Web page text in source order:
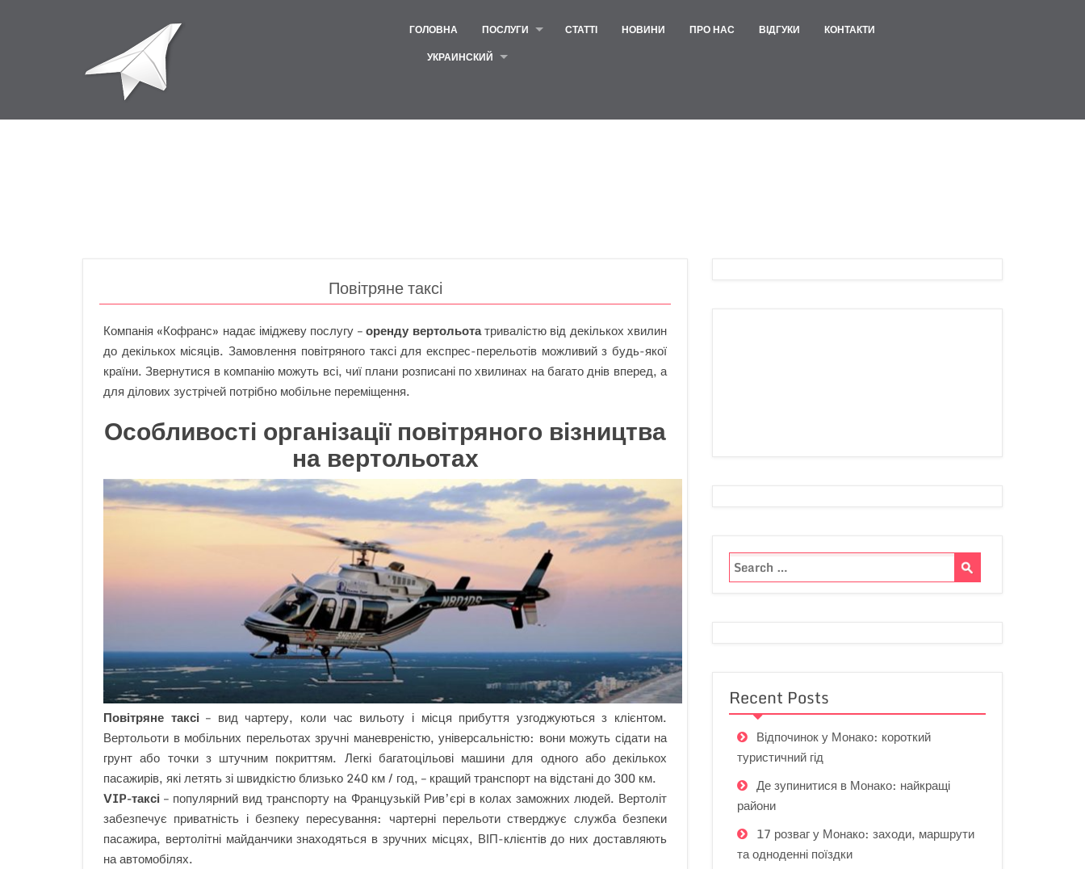
ГОЛОВНА ПОСЛУГИ СТАТТІ НОВИНИ ПРО НАС ВІДГУКИ
КОНТАКТИ
УКРАИНСКИЙ
Повітряне таксі
Компанія «Кофранс» надає іміджеву послугу –оренду вертольотатривалістю від декількох хвилин
до декількох місяців. Замовлення повітряного таксі для експрес-перельотів можливий з будь-якої
країни. Звернутися в компанію можуть всі, чиї плани розписані по хвилинах на багато днів вперед, а
для ділових зустрічей потрібно мобільне переміщення.
Особливості організації повітряного візництва
на вертольотах
Повітряне таксі – вид чартеру, коли час вильоту і місця прибуття узгоджуються з клієнтом.
Вертольоти в мобільних перельотах зручні маневреністю, універсальністю: вони можуть сідати на
грунт або точки з штучним покриттям. Легкі багатоцільові машини для одного або декількох
пасажирів, які летять зі швидкістю близько 240 км / год, – кращий транспорт на відстані до 300 км.
VIP-таксі – популярний вид транспорту на Французькій Рив’єрі в колах заможних людей. Вертоліт
забезпечує приватність і безпеку пересування: чартерні перельоти стверджує служба безпеки
пасажира, вертолітні майданчики знаходяться в зручних місцях, ВІП-клієнтів до них доставляють
на автомобілях.
Recent Posts
Відпочинок у Монако: короткий
туристичний гід
Де зупинитися в Монако: найкращі
райони
17 розваг у Монако: заходи, маршрути
та одноденні поїздки